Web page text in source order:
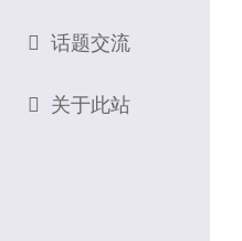
话题交流
关于此站